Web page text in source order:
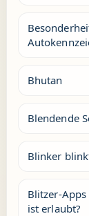
Bhutan
Blendende
Blinker
Blitzer-
ist erlaubt?